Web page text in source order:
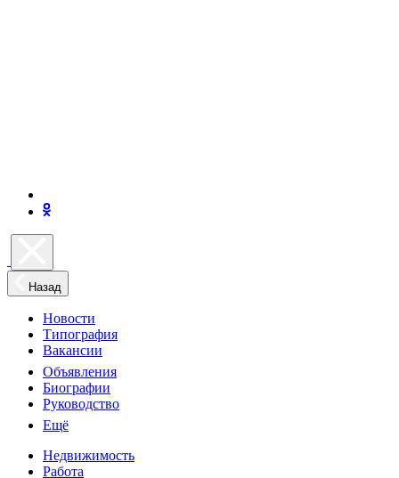
Назад
Новости
Типография
Вакансии
Объявления
Биографии
Руководство
Ещё
Недвижимость
Работа